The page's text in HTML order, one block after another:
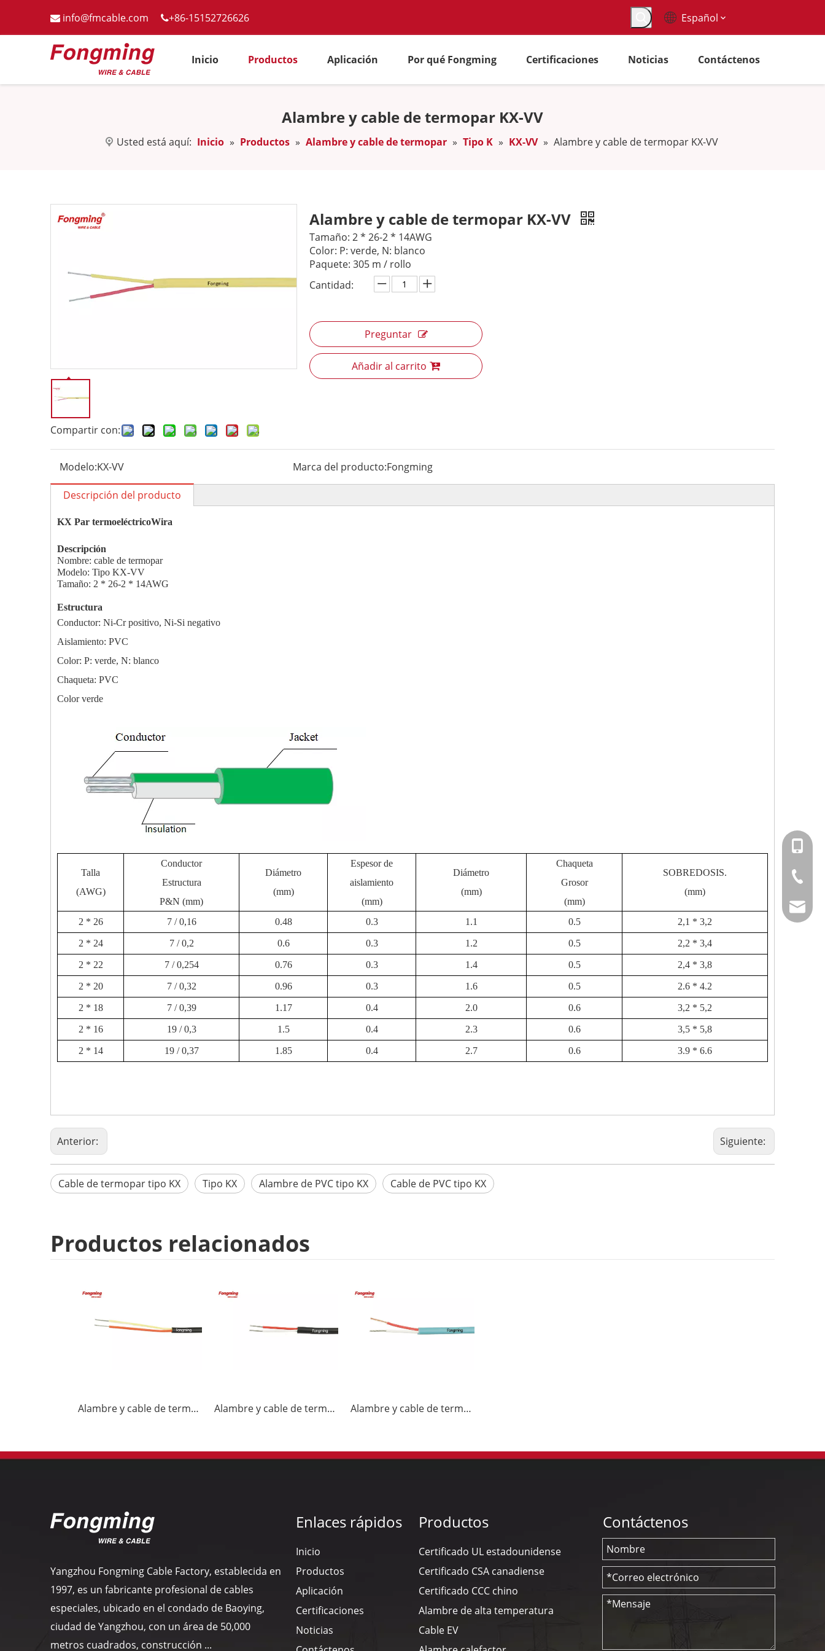
 info@fmcable.com +86-15152726626 Español
Inicio Productos Aplicación Por qué Fongming Certificaciones Noticias Contáctenos
Alambre y cable de termopar KX-VV
Usted está aquí: Inicio » Productos » Alambre y cable de termopar » Tipo K » KX-VV » Alambre y cable de termopar KX-VV
Compartir con:
Alambre y cable de termopar KX-VV
Tamaño: 2 * 26-2 * 14AWG
Color: P: verde, N: blanco
Paquete: 305 m / rollo
Cantidad:
Preguntar
Añadir al carrito
Modelo:KX-VV Marca del producto:Fongming
Descripción del producto
KX Par termoeléctricoWira
Descripción
Nombre: cable de termopar
Modelo: Tipo KX-VV
Tamaño: 2 * 26-2 * 14AWG
Estructura
Conductor: Ni-Cr positivo, Ni-Si negativo
Aislamiento: PVC
Color: P: verde, N: blanco
Chaqueta: PVC
Color verde
Talla
(AWG)
Conductor
Estructura
P&N (mm)
Diámetro
(mm)
Espesor de
aislamiento
(mm)
Diámetro
(mm)
Chaqueta
Grosor
(mm)
SOBREDOSIS.
(mm)
2 * 26 7 / 0,16 0.48 0.3 1.1 0.5 2,1 * 3,2
2 * 24 7 / 0,2 0.6 0.3 1.2 0.5 2,2 * 3,4
2 * 22 7 / 0,254 0.76 0.3 1.4 0.5 2,4 * 3,8
2 * 20 7 / 0,32 0.96 0.3 1.6 0.5 2.6 * 4.2
2 * 18 7 / 0,39 1.17 0.4 2.0 0.6 3,2 * 5,2
2 * 16 19 / 0,3 1.5 0.4 2.3 0.6 3,5 * 5,8
2 * 14 19 / 0,37 1.85 0.4 2.7 0.6 3.9 * 6.6
Anterior: Siguiente:
Cable de termopar tipo KX Tipo KX Alambre de PVC tipo KX Cable de PVC tipo KX
Productos relacionados
Alambre y cable de termopar J-VV Alambre y cable de termopar JX-VV Alambre y cable de termopar K-VV
Yangzhou Fongming Cable Factory, establecida en
1997, es un fabricante profesional de cables
especiales, ubicado en el condado de Baoying,
ciudad de Yangzhou, con un área de 50,000
metros cuadrados, construcción ...
Enlaces rápidos
Inicio
Productos
Aplicación
Certificaciones
Noticias
+86-
+86-
Productos
Certificado UL estadounidense
Certificado CSA canadiense
Certificado CCC chino
Alambre de alta temperatura
Cable EV
Contáctenos